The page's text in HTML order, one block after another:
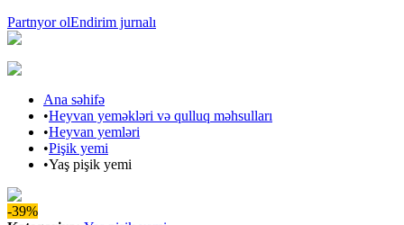
Partnyor olEndirim jurnalı
Ana səhifə
•Heyvan yeməkləri və qulluq məhsulları
•Heyvan yemləri
•Pişik yemi
•Yaş pişik yemi
-39%